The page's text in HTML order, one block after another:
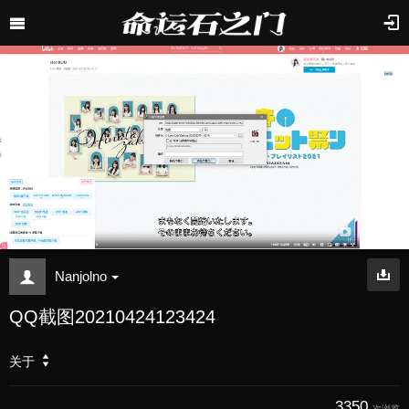
Nanjolno
QQ截图20210424123424
关于